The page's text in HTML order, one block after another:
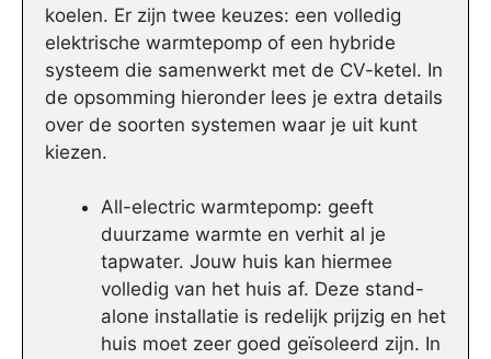
koelen. Er zijn twee keuzes: een volledig
elektrische warmtepomp of een hybride
systeem die samenwerkt met de CV-ketel. In
de opsomming hieronder lees je extra details
over de soorten systemen waar je uit kunt
kiezen.
All-electric warmtepomp: geeft
duurzame warmte en verhit al je
tapwater. Jouw huis kan hiermee
volledig van het huis af. Deze stand-
alone installatie is redelijk prijzig en het
huis moet zeer goed geïsoleerd zijn. In